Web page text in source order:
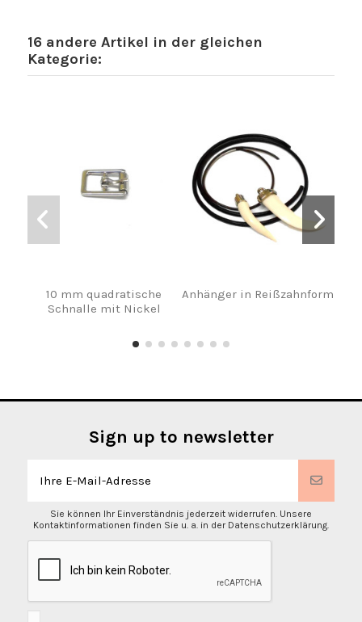
16 andere Artikel in der gleichen
Kategorie:
10 mm quadratische
Schnalle mit Nickel
Anhänger in Reißzahnform
Sign up to newsletter
Sie können Ihr Einverständnis jederzeit widerrufen. Unsere
Kontaktinformationen finden Sie u. a. in der Datenschutzerklärung.